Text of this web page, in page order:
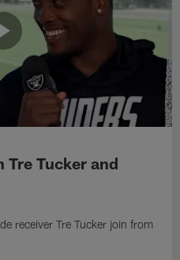
Tre Tucker and
receiver Tre Tucker join from